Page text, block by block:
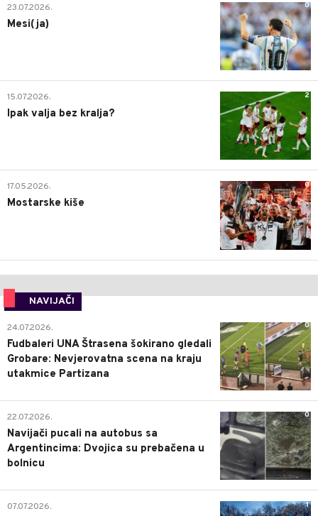
0
23.07.2026.
Mesi(ja)
2
15.07.2026.
Ipak valja bez kralja?
0
17.05.2026.
Mostarske kiše
NAVIJAČI
0
24.07.2026.
Fudbaleri UNA Štrasena šokirano gledali
Grobare: Nevjerovatna scena na kraju
utakmice Partizana
0
22.07.2026.
Navijači pucali na autobus sa
Argentincima: Dvojica su prebačena u
bolnicu
1
07.07.2026.